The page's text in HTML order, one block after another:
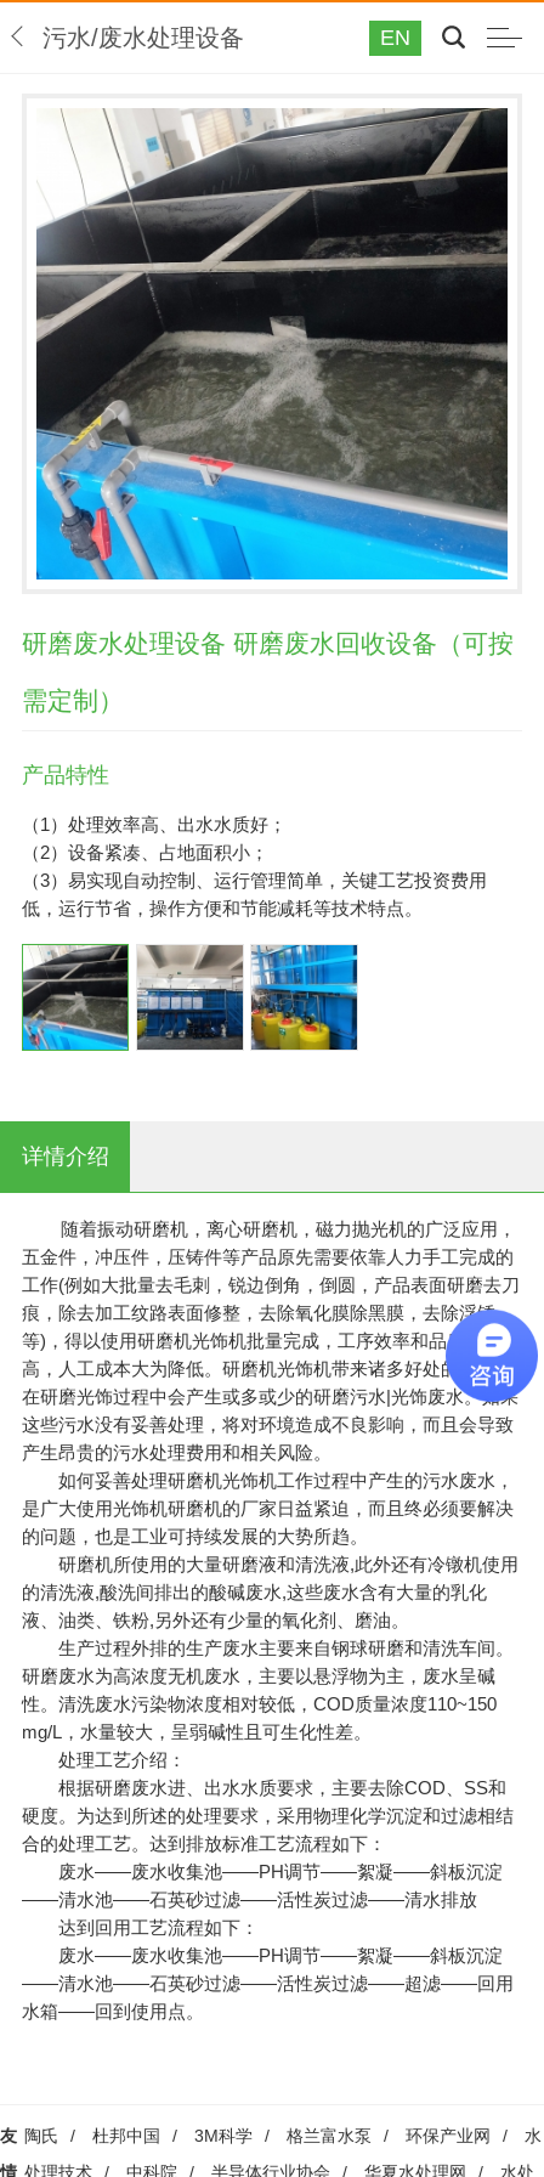
污水/废水处理设备 EN
研磨废水处理设备 研磨废水回收设备（可按
需定制）
产品特性
（1）处理效率高、出水水质好；
（2）设备紧凑、占地面积小；
（3）易实现自动控制、运行管理简单，关键工艺投资费用
低，运行节省，操作方便和节能减耗等技术特点。
详情介绍
随着振动研磨机，离心研磨机，磁力抛光机的广泛应用，
五金件，冲压件，压铸件等产品原先需要依靠人力手工完成的
工作(例如大批量去毛刺，锐边倒角，倒圆，产品表面研磨去刀
痕，除去加工纹路表面修整，去除氧化膜除黑膜，去除浮锈
等)，得以使用研磨机光饰机批量完成，工序效率和品质大幅提
高，人工成本大为降低。研磨机光饰机带来诸多好处的同时，
在研磨光饰过程中会产生或多或少的研磨污水|光饰废水。如果
这些污水没有妥善处理，将对环境造成不良影响，而且会导致
产生昂贵的污水处理费用和相关风险。
如何妥善处理研磨机光饰机工作过程中产生的污水废水，
是广大使用光饰机研磨机的厂家日益紧迫，而且终必须要解决
的问题，也是工业可持续发展的大势所趋。
研磨机所使用的大量研磨液和清洗液,此外还有冷镦机使用
的清洗液,酸洗间排出的酸碱废水,这些废水含有大量的乳化
液、油类、铁粉,另外还有少量的氧化剂、磨油。
生产过程外排的生产废水主要来自钢球研磨和清洗车间。
研磨废水为高浓度无机废水，主要以悬浮物为主，废水呈碱
性。清洗废水污染物浓度相对较低，COD质量浓度110~150
mg/L，水量较大，呈弱碱性且可生化性差。
处理工艺介绍：
根据研磨废水进、出水水质要求，主要去除COD、SS和
硬度。为达到所述的处理要求，采用物理化学沉淀和过滤相结
合的处理工艺。达到排放标准工艺流程如下：
废水——废水收集池——PH调节——絮凝——斜板沉淀
——清水池——石英砂过滤——活性炭过滤——清水排放
达到回用工艺流程如下：
废水——废水收集池——PH调节——絮凝——斜板沉淀
——清水池——石英砂过滤——活性炭过滤——超滤——回用
水箱——回到使用点。
友
情
陶氏 / 杜邦中国 / 3M科学 / 格兰富水泵 / 环保产业网 /
水
处理技术
/ 中科院 / 半导体行业协会 / 华夏水处理网 / 水处